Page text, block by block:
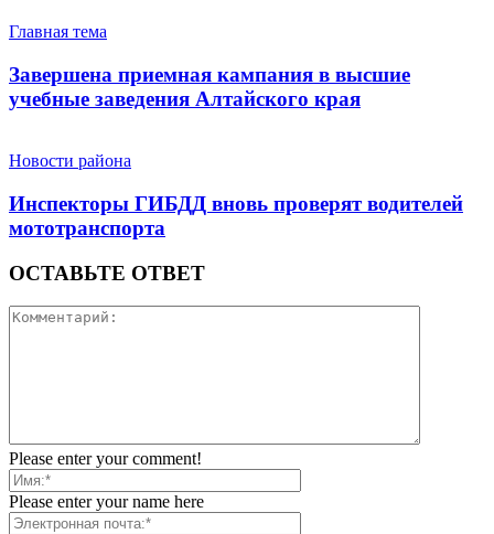
Главная тема
Завершена приемная кампания в высшие
учебные заведения Алтайского края
Новости района
Инспекторы ГИБДД вновь проверят водителей
мототранспорта
ОСТАВЬТЕ ОТВЕТ
Please enter your comment!
Please enter your name here